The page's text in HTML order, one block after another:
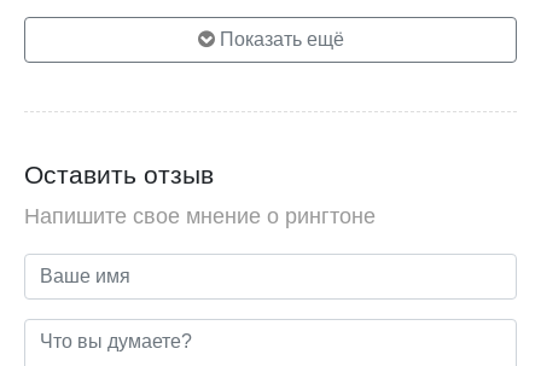
Показать ещё
Оставить отзыв
Напишите свое мнение о рингтоне